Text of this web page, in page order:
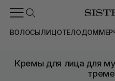
ВОЛОСЫЛИЦОТЕЛОДОМ
Кремы для лица для